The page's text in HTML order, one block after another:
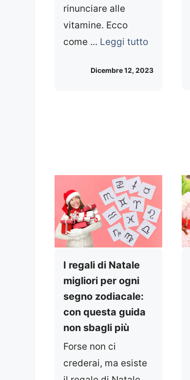
rinunciare alle
vitamine. Ecco
come ... Leggi tutto
Dicembre 12, 2023
I regali di Natale
migliori per ogni
segno zodiacale:
con questa guida
non sbagli più
Forse non ci
crederai, ma esiste